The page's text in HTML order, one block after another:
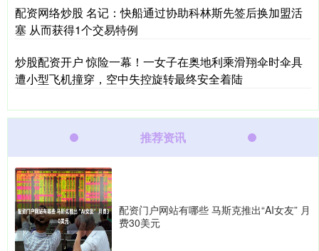
配资网络炒股 名记：快船通过协助科林斯先签后换加盟活
塞 从而获得1个交易特例
炒股配资开户 惊险一幕！一女子在奥地利乘滑翔伞时伞具
遭小型飞机撞穿，空中失控旋转最终安全着陆
推荐资讯
配资门户网站有哪些 马斯克推出“AI女友” 月
费30美元